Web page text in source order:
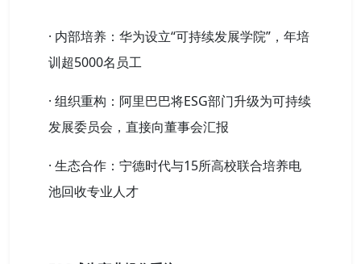
· 内部培养：华为设立“可持续发展学院”，年培
训超5000名员工
· 组织重构：阿里巴巴将ESG部门升级为可持续
发展委员会，直接向董事会汇报
· 生态合作：宁德时代与15所高校联合培养电
池回收专业人才